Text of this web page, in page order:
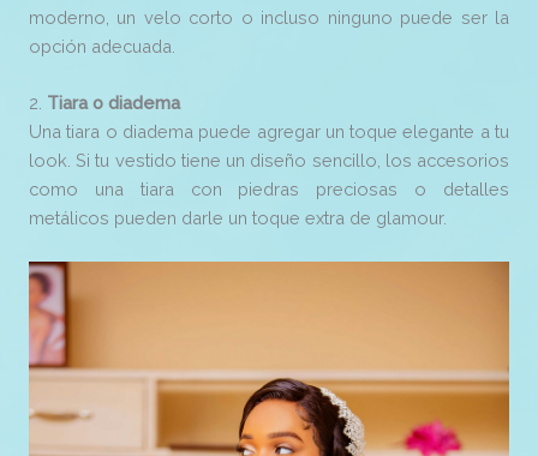
moderno, un velo corto o incluso ninguno puede ser la
opción adecuada.
2. Tiara o diadema
Una tiara o diadema puede agregar un toque elegante a tu
look. Si tu vestido tiene un diseño sencillo, los accesorios
como una tiara con piedras preciosas o detalles
metálicos pueden darle un toque extra de glamour.